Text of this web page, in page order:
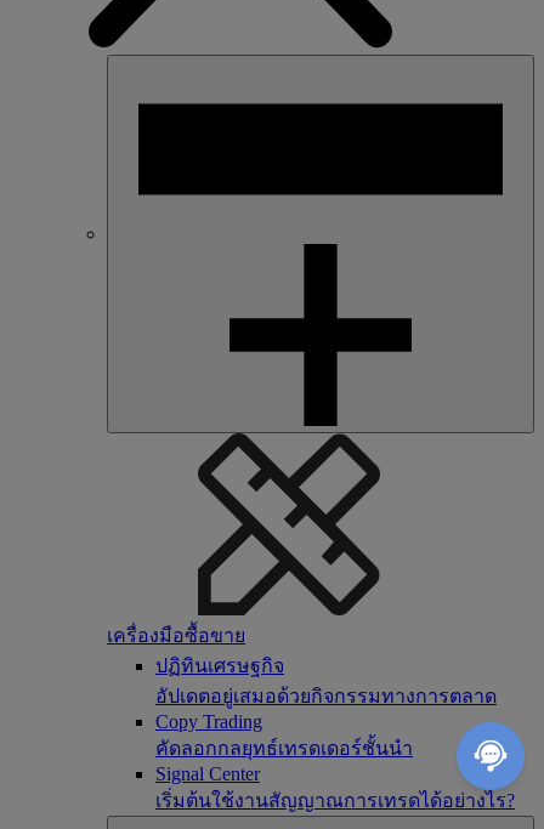
เครื่องมือซื้อขาย
ปฏิทินเศรษฐกิจ
อัปเดตอยู่เสมอด้วยกิจกรรมทางการตลาด
Copy Trading
คัดลอกกลยุทธ์เทรดเดอร์ชั้นนำ
Signal Center
เริ่มต้นใช้งานสัญญาณการเทรดได้อย่างไร?